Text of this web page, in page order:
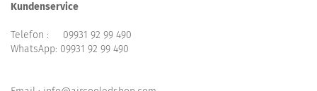
Kundenservice
Telefon : 09931 92 99 490
WhatsApp: 09931 92 99 490